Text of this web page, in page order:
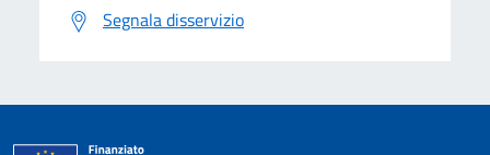
Segnala disservizio